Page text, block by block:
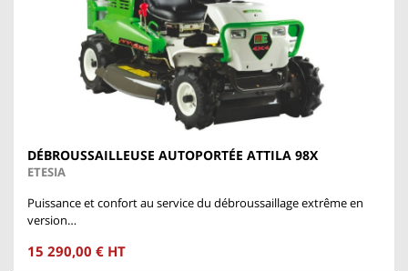
DÉBROUSSAILLEUSE AUTOPORTÉE ATTILA 98X
ETESIA
Puissance et confort au service du débroussaillage extrême en
version…
15 290,00 € HT